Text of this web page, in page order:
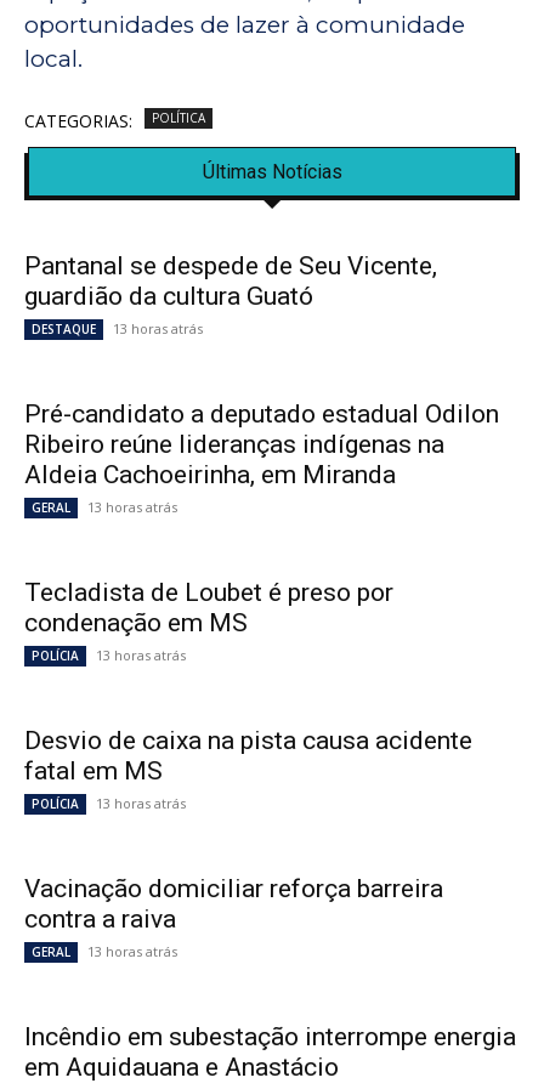
oportunidades de lazer à comunidade
local.
CATEGORIAS: POLÍTICA
Últimas Notícias
Pantanal se despede de Seu Vicente,
guardião da cultura Guató
DESTAQUE 13 horas atrás
Pré-candidato a deputado estadual Odilon
Ribeiro reúne lideranças indígenas na
Aldeia Cachoeirinha, em Miranda
GERAL 13 horas atrás
Tecladista de Loubet é preso por
condenação em MS
POLÍCIA 13 horas atrás
Desvio de caixa na pista causa acidente
fatal em MS
POLÍCIA 13 horas atrás
Vacinação domiciliar reforça barreira
contra a raiva
GERAL 13 horas atrás
Incêndio em subestação interrompe energia
em Aquidauana e Anastácio